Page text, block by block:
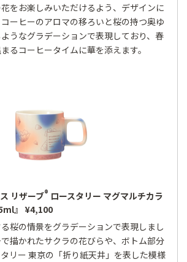
をお楽しみいただけるよう、デザインに
ーヒーのアロマの移ろいと桜の持つ奥ゆ
うなグラデーションで表現しており、春
るコーヒータイムに華を添えます。
リザーブ® ロースタリー マグマルチカラ
』 ¥4,100
桜の情景をグラデーションで表現しまし
描かれたサクラの花びらや、ボトム部分
リー 東京の「折り紙天井」を表した模様